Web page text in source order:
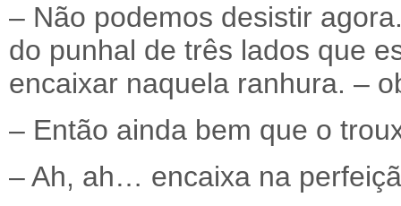
– Não podemos desistir
do punhal de três lados que
encaixar naquela ranhura. –
– Então ainda bem que o
– Ah, ah… encaixa na